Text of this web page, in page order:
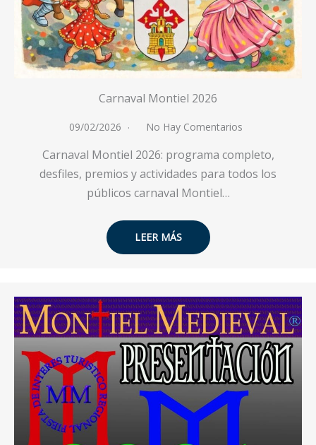
Carnaval Montiel 2026
09/02/2026 No Hay Comentarios
Carnaval Montiel 2026: programa completo,
desfiles, premios y actividades para todos los
públicos carnaval Montiel…
LEER MÁS